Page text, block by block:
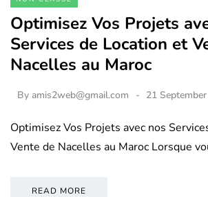
Optimisez Vos Projets
Services de Location et
Nacelles au Maroc
By amis2web@gmail.com 21
Optimisez Vos Projets avec nos
Vente de Nacelles au Maroc Lorsque
READ MORE